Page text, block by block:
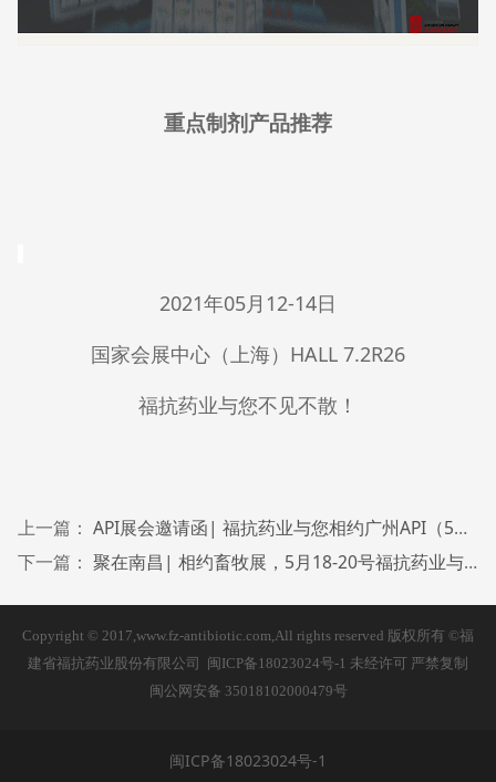
重点制剂产品推荐
2021年05月12-14日
国家会展中心（上海）HALL 7.2R26
福抗药业与您不见不散！
上一篇： API展会邀请函| 福抗药业与您相约广州API（5月26-28日）
下一篇： 聚在南昌| 相约畜牧展，5月18-20号福抗药业与您相约第十九届中国国际畜牧业博览会
Copyright © 2017,www.fz-antibiotic.com,All rights reserved 版权所有 ©福
建省福抗药业股份有限公司 闽ICP备18023024号-1 未经许可 严禁复制
闽公网安备 35018102000479号
闽ICP备18023024号-1